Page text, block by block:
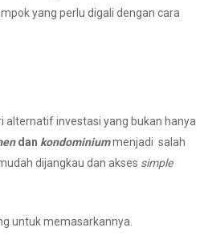
yang perlu digali dengan cara
alternatif investasi yang bukan hanya
dan kondominiummenjadi salah
dijangkau dan akses simple
untuk memasarkannya.